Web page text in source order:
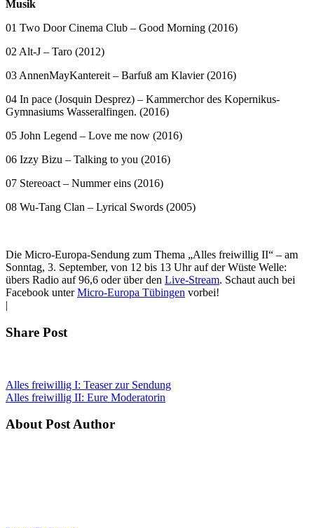
Musik
01 Two Door Cinema Club – Good Morning (2016)
02 Alt-J – Taro (2012)
03 AnnenMayKantereit – Barfuß am Klavier (2016)
04 In pace (Josquin Desprez) – ­Kammerchor des Kopernikus-
Gymnasiums Wasseralfingen. (2016)
05 John Legend – Love me now (2016)
06 Izzy Bizu – Talking to you (2016)
07 Stereoact – Nummer eins (2016)
08 Wu-Tang Clan – Lyrical Swords (2005)
Die Micro-Europa-Sendung zum Thema „Alles freiwillig II“ – am
Sonntag, 3. September, von 12 bis 13 Uhr auf der Wüste Welle:
übers Radio auf 96,6 oder über den Live-Stream. Schaut auch bei
Facebook unterMicro-Europa Tübingen vorbei!
|
Share Post
Alles freiwillig I: Teaser zur Sendung
Alles freiwillig II: Eure Moderatorin
About Post Author